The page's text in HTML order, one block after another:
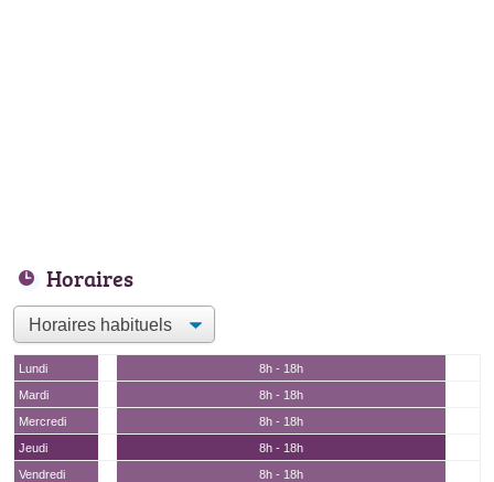
Horaires
Lundi
8h - 18h
Mardi
8h - 18h
Mercredi
8h - 18h
Jeudi
8h - 18h
Vendredi
8h - 18h